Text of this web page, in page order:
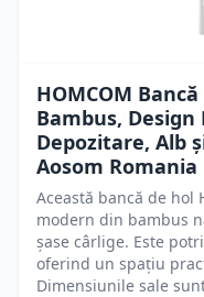
HOMCOM
Bambus,
Depozitare, Alb
Aosom Romania
Această bancă de hol
modern din bambus
șase cârlige. Este
oferind un spațiu
Dimensiunile sale